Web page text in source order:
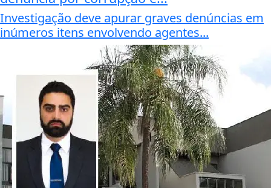
Investigação deve apurar graves denúncias em
inúmeros itens envolvendo agentes...